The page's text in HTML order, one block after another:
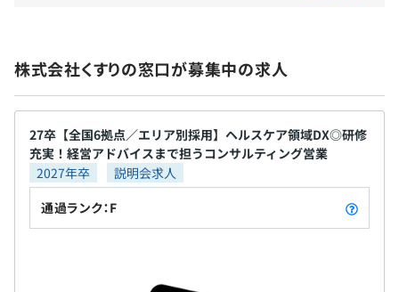
・リポジトリ管理：BitBucket
・フレームワーク：FuelPHP、Zend Framework 2
・IDE：Visial Studio、Eclipse
・システム環境：AWS
・CI：Jenkins
・サーバ監視：Zabbix
・DB：Amazon RDS（MySQL、Aurora）、Amazon
DynamoDB、PostgreSQL804（on Amazon RedShift）
株式会社くすりの窓口が募集中の求人
27卒【全国6拠点／エリア別採用】ヘルスケア領域DX◎研修
充実！経営アドバイスまで担うコンサルティング営業
2027年卒
説明会求人
通過ランク：F